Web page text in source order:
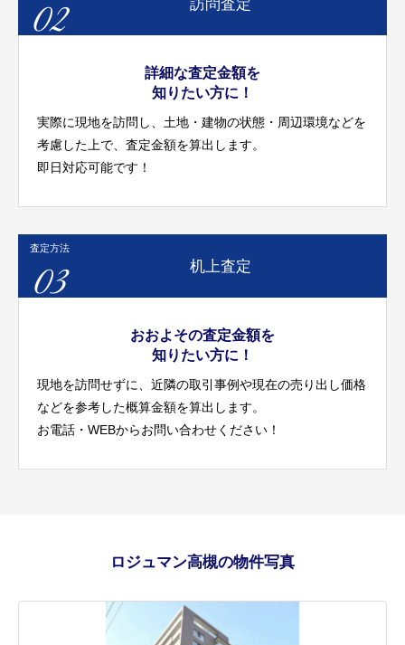
02 訪問査定
詳細な査定金額を
知りたい方に！
実際に現地を訪問し、土地・建物の状態・周辺環境などを
考慮した上で、査定金額を算出します。
即日対応可能です！
査定方法
03 机上査定
おおよその査定金額を
知りたい方に！
現地を訪問せずに、近隣の取引事例や現在の売り出し価格
などを参考した概算金額を算出します。
お電話・WEBからお問い合わせください！
ロジュマン高槻の物件写真